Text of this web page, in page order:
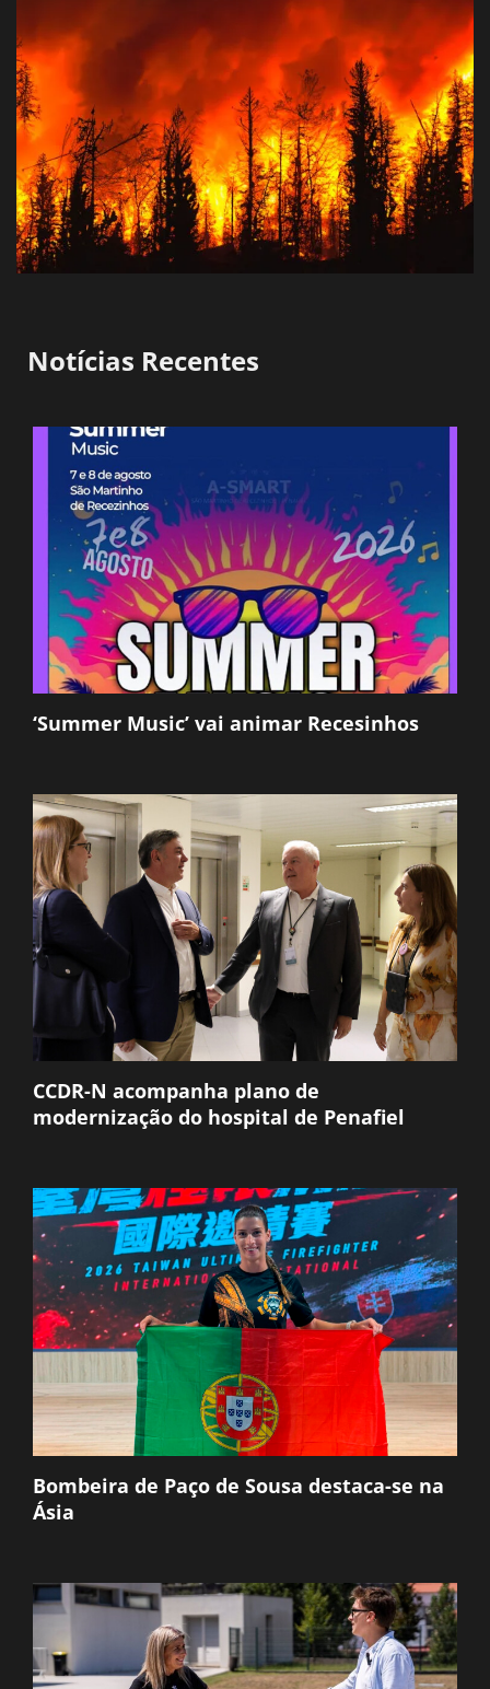
Notícias Recentes
‘Summer Music’ vai animar Recesinhos
CCDR-N acompanha plano de
modernização do hospital de Penafiel
Bombeira de Paço de Sousa destaca-se na
Ásia